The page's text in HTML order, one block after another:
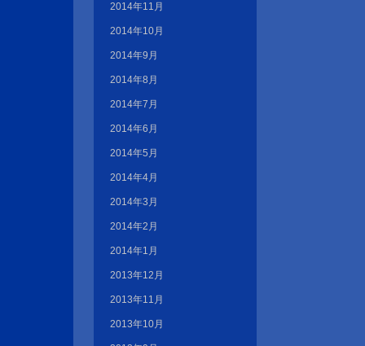
2014年11月
2014年10月
2014年9月
2014年8月
2014年7月
2014年6月
2014年5月
2014年4月
2014年3月
2014年2月
2014年1月
2013年12月
2013年11月
2013年10月